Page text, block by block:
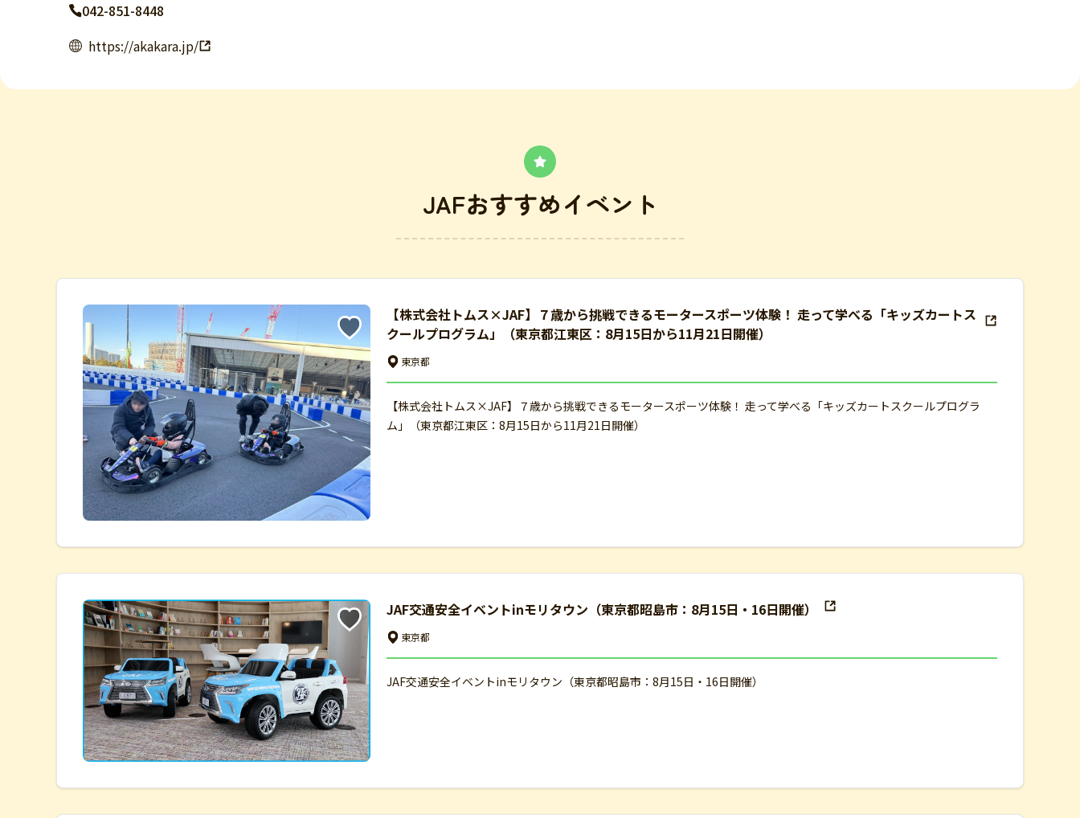
042-851-8448
https://akakara.jp/
JAFおすすめイベント
【株式会社トムス×JAF】７歳から挑戦できるモータースポーツ体験！ 走って学べる「キッズカートス
クールプログラム」（東京都江東区：8月15日から11月21日開催）
東京都
【株式会社トムス×JAF】７歳から挑戦できるモータースポーツ体験！ 走って学べる「キッズカートスクールプログラ
ム」（東京都江東区：8月15日から11月21日開催）
JAF交通安全イベントinモリタウン（東京都昭島市：8月15日・16日開催）
東京都
JAF交通安全イベントinモリタウン（東京都昭島市：8月15日・16日開催）